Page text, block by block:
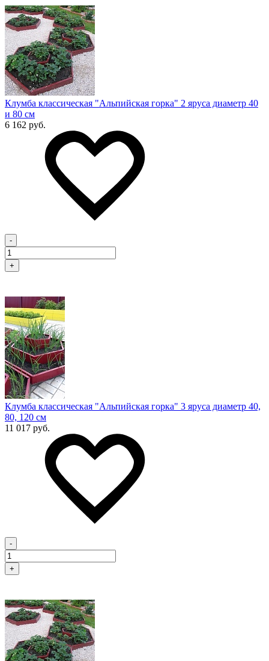
Клумба классическая "Альпийская горка" 2 яруса диаметр 40
и 80 см
6 162 руб.
-
+
Клумба классическая "Альпийская горка" 3 яруса диаметр 40,
80, 120 см
11 017 руб.
-
+